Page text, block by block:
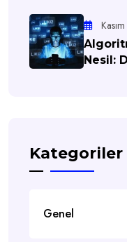
Nesil:
Kategoriler
Genel